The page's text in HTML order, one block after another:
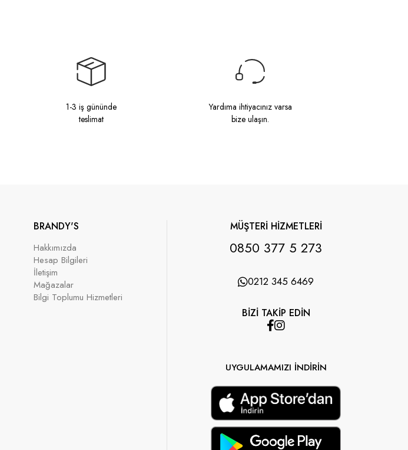
1-3 iş gününde
teslimat
Yardıma ihtiyacınız varsa
bize ulaşın.
BRANDY'S
Hakkımızda
Hesap Bilgileri
İletişim
Mağazalar
Bilgi Toplumu Hizmetleri
MÜŞTERİ HİZMETLERİ
0850 377 5 273
0212 345 6469
BİZİ TAKİP EDİN
UYGULAMAMIZI İNDİRİN